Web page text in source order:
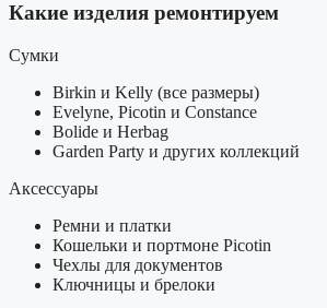
Какие изделия ремонтируем
Сумки
Birkin и Kelly (все размеры)
Evelyne, Picotin и Constance
Bolide и Herbag
Garden Party и других коллекций
Аксессуары
Ремни и платки
Кошельки и портмоне Picotin
Чехлы для документов
Ключницы и брелоки